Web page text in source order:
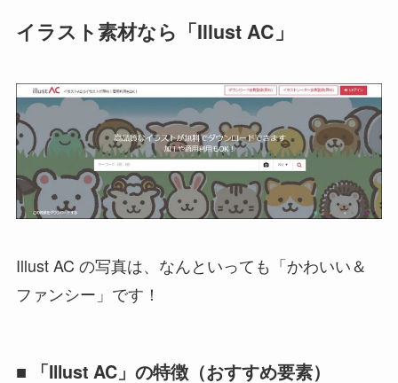
イラスト素材なら「Illust AC」
Illust AC の写真は、なんといっても「かわいい＆
ファンシー」です！
■ 「Illust AC」の特徴（おすすめ要素）